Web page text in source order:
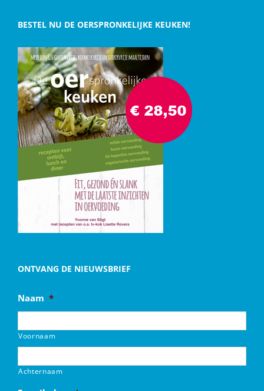
BESTEL NU DE OERSPRONKELIJKE KEUKEN!
ONTVANG DE NIEUWSBRIEF
Naam *
Voornaam
Achternaam